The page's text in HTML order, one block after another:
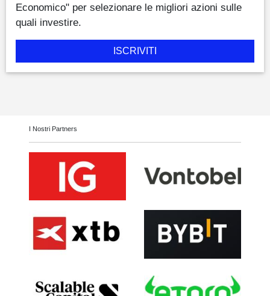
Economico" per selezionare le migliori azioni sulle
quali investire.
ISCRIVITI
I Nostri Partners